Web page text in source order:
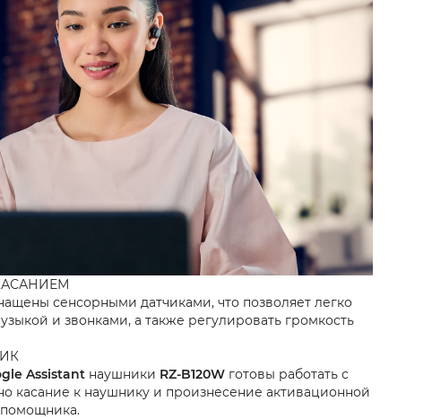
сенсорными датчиками, что позволяет легко
и звонками, а также регулировать громкость
Assistant наушники RZ-B120W готовы работать с
касание к наушнику и произнесение активационной